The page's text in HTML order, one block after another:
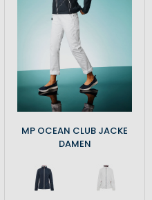
MP OCEAN CLUB JACKE
DAMEN